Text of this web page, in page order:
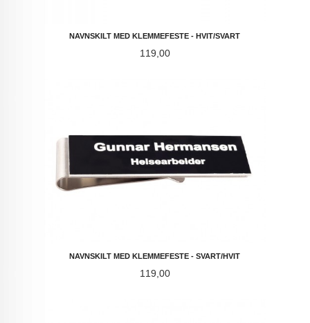
NAVNSKILT MED KLEMMEFESTE - HVIT/SVART
Pris
119,00
NAVNSKILT MED KLEMMEFESTE - SVART/HVIT
Pris
119,00